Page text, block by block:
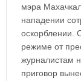
мэра
нападении
оскорблении.
режиме от
журналистам
приговор